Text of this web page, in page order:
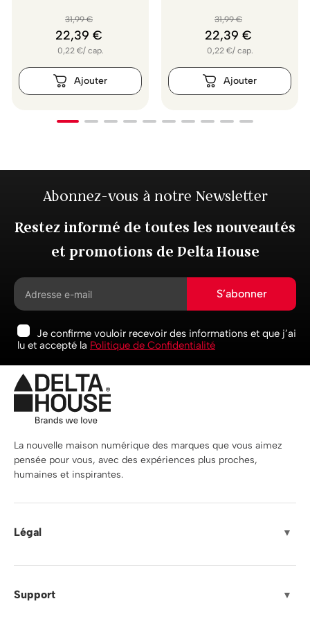
31,99 €
22,39 €
0,22 €/ cap.
31,99 €
22,39 €
0,22 €/ cap.
Abonnez-vous à notre Newsletter
Restez informé de toutes les nouveautés
et promotions de Delta House
S’abonner
Je confirme vouloir recevoir des informations et que j’ai
lu et accepté la Politique de Confidentialité
La nouvelle maison numérique des marques que vous aimez
pensée pour vous, avec des expériences plus proches,
humaines et inspirantes.
Légal ▼
Support ▼